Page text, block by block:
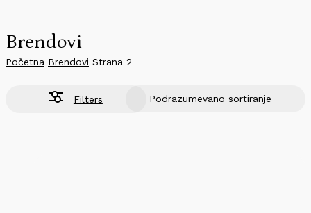
Brendovi
Početna Brendovi Strana 2
Filters